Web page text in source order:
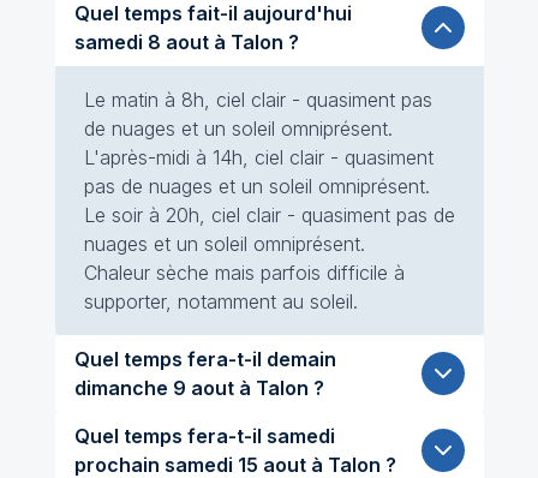
Quel temps fait-il aujourd'hui
samedi 8 aout à Talon ?
Le matin à 8h, ciel clair - quasiment pas
de nuages et un soleil omniprésent.
L'après-midi à 14h, ciel clair - quasiment
pas de nuages et un soleil omniprésent.
Le soir à 20h, ciel clair - quasiment pas de
nuages et un soleil omniprésent.
Chaleur sèche mais parfois difficile à
supporter, notamment au soleil.
Quel temps fera-t-il demain
dimanche 9 aout à Talon ?
Quel temps fera-t-il samedi
prochain samedi 15 aout à Talon ?